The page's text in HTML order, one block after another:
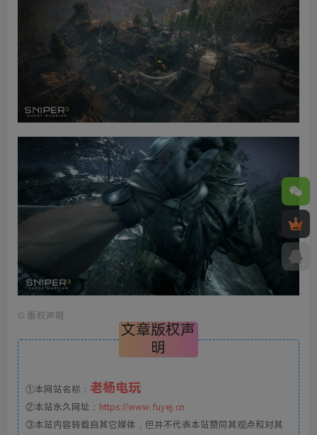
© 版权声明
文章版权声
明
①本网站名称： 老杨电玩
②本站永久网址： https://www.fuyej.cn
③本站内容转载自其它媒体，但并不代表本站赞同其观点和对其